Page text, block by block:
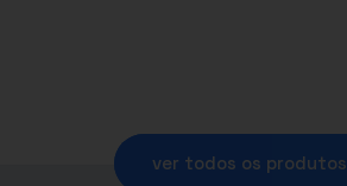
ver todos os produtos